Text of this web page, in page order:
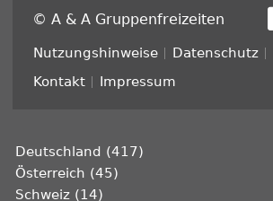
© A & A Gruppenfreizeiten
Fußzeile
Nutzungshinweise Datenschutz
Kontakt
Impressum
Deutschland (417)
Österreich (45)
Schweiz (14)